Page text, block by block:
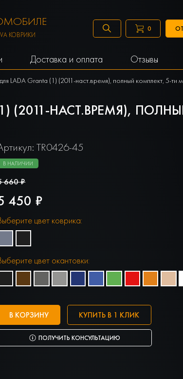
КОВРИКИ
0
Доставка и оплата Отзывы
LADA Granta (1) (2011-наст.время), полный комплект, 5-ти
(2011-НАСТ.ВРЕМЯ),
TR0426-45
В НАЛИЧИИ
660 ₽
450 ₽
цвет коврика:
цвет окантовки:
В КОРЗИНУ КУПИТЬ В 1 КЛИК
ПОЛУЧИТЬ КОНСУЛЬТАЦИЮ